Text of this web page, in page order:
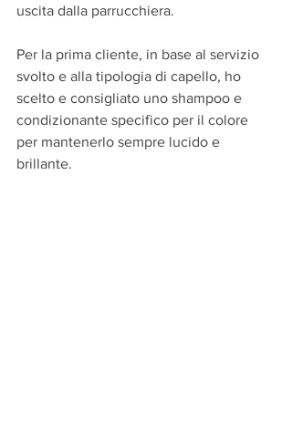
uscita dalla parrucchiera.
Per la prima cliente, in base al servizio
svolto e alla tipologia di capello, ho
scelto e consigliato uno shampoo e
condizionante specifico per il colore
per mantenerlo sempre lucido e
brillante.